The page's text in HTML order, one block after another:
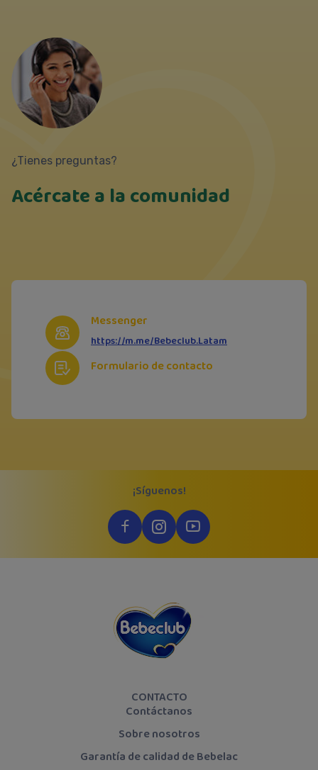
¿Tienes preguntas?
Acércate a la comunidad
Messenger
https://m.me/Bebeclub.Latam
Formulario de contacto
CONTACTO
Contáctanos
Sobre nosotros
Garantía de calidad de Bebelac
¡Síguenos!